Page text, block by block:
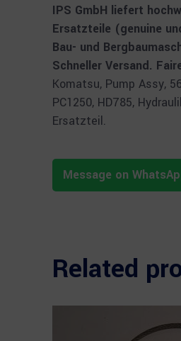
IPS GmbH liefert
Ersatzteile (genuine
Bau- und
Schneller Versand.
Komatsu, Pump Assy,
PC1250, HD785,
Ersatzteil.
Message on
Related